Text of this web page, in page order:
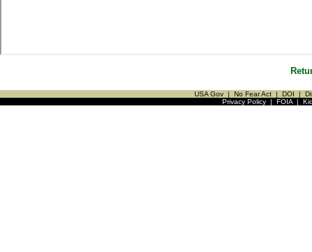
USA Gov | No Fear Act | DOI |
Privacy Policy| FOIA|